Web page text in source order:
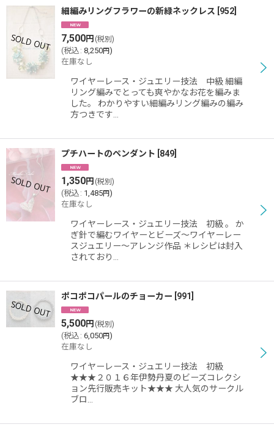
細編みリングフラワーの新緑ネックレス 952
7,500円 (税別)
(税込 : 8,250円)
在庫なし
ワイヤーレース・ジュエリー技法 中級 細編
リング編みでとっても爽やかなお花を編みま
した。 わかりやすい細編みリング編みの編み
方つきです…
プチハートのペンダント 849
1,350円 (税別)
(税込 : 1,485円)
在庫なし
ワイヤーレース・ジュエリー技法 初級 。 か
ぎ針で編むワイヤーとビーズ〜ワイヤーレー
スジュエリー〜アレンジ作品 ＊レシピは封入
されており…
ポコポコパールのチョーカー 991
5,500円 (税別)
(税込 : 6,050円)
在庫なし
ワイヤーレース・ジュエリー技法 初級
★★★２０１６年伊勢丹夏のビーズコレクシ
ョン先行販売キット★★★ 大人気のサークル
ブロ…